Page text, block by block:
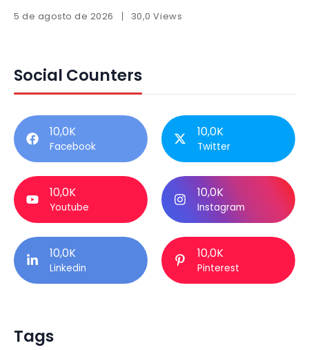
5 de agosto de 2026 30,0 Views
Social Counters
10,0K
Facebook
10,0K
Twitter
10,0K
Youtube
10,0K
Instagram
10,0K
Linkedin
10,0K
Pinterest
Tags